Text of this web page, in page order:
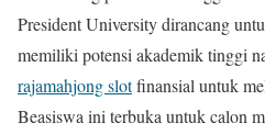
President University dirancang
memiliki potensi akademik tinggi
rajamahjong slotfinansial untuk
Beasiswa ini terbuka untuk calon